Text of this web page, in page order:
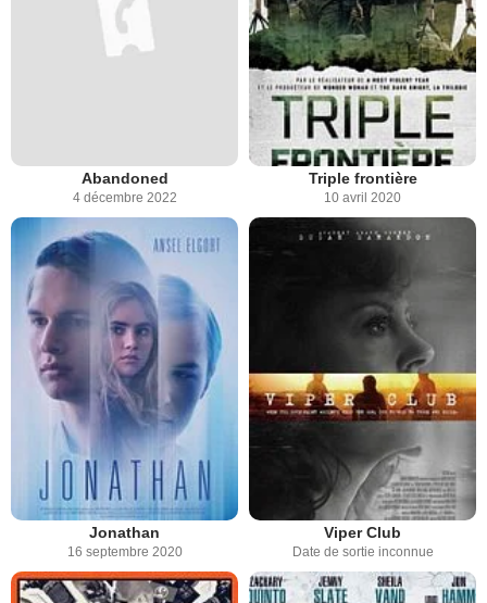
Abandoned
4 décembre 2022
Triple frontière
10 avril 2020
Jonathan
16 septembre 2020
Viper Club
Date de sortie inconnue